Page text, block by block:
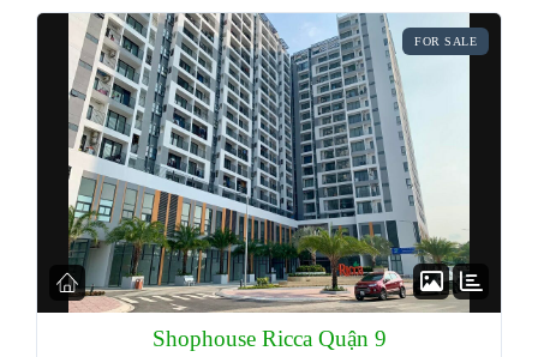
FOR SALE
Shophouse Ricca Quận 9